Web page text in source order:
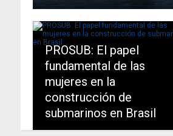
PROSUB: El papel
fundamental de las
mujeres en la
construcción de
submarinos en Brasil